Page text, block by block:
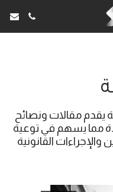
القانونية